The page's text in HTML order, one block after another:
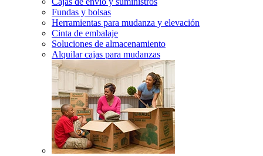
Fundas y bolsas
Herramientas para mudanza y elevación
Cinta de embalaje
Soluciones de almacenamiento
Alquilar cajas para mudanzas